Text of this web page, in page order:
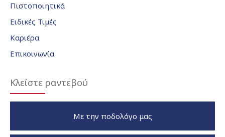
Πιστοποιητικά
Ειδικές Τιμές
Καριέρα
Επικοινωνία
Κλείστε ραντεβού
Με την ποδολόγο μας